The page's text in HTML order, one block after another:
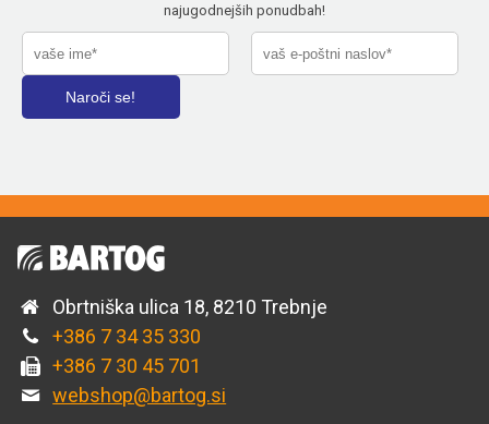
najugodnejših ponudbah!
Obrtniška ulica 18, 8210 Trebnje
+386 7 34 35 330
+386 7 30 45 701
webshop@bartog.si